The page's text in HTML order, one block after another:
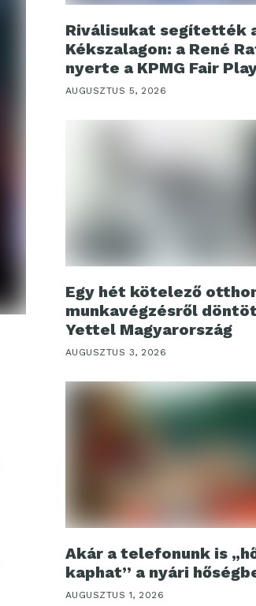
Riválisukat segítették
Kékszalagon: a René
nyerte a KPMG Fair
AUGUSZTUS 5, 2026
Egy hét kötelező
munkavégzésről
Yettel Magyarország
AUGUSZTUS 3, 2026
Akár a telefonunk is
kaphat” a nyári
AUGUSZTUS 1, 2026